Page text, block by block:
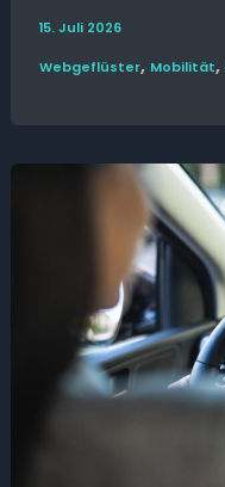
15. Juli 2026
Web­­geflüster, Mobilität,